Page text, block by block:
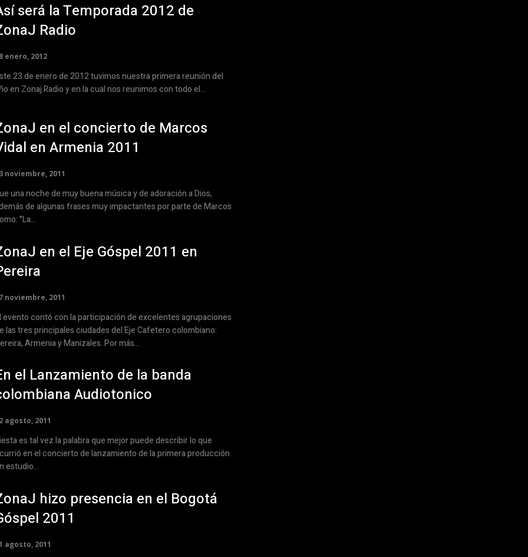
será la Temporada 2012 de
Radio
enero, 2012
23 de enero de 2012 tuvimos nuestra primera reunión del
en Zonaj Radio y en la cual nos reunimos con todo el...
en el concierto de Marcos
en Armenia 2011
noviembre, 2011
una noche de muy buena música y de adoración a Dios,
de algunas frases muy impactantes por parte de Marcos
"La...
en el Eje Góspel 2011 en
noviembre, 2011
evento contó con la participación de excelentes agrupaciones
las tres principales ciudades del Eje Cafetero colombiano:
Armenia y Manizales. Por más...
el Lanzamiento de la banda
Audiotonico
agosto, 2011
es tal vez la palabra que mejor puede describir lo que
en el concierto de lanzamiento de la primera producción
estudio...
hizo presencia en el Bogotá
2011
agosto, 2011